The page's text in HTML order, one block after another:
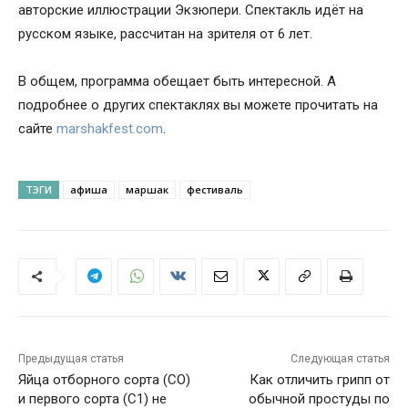
авторские иллюстрации Экзюпери. Спектакль идёт на
русском языке, рассчитан на зрителя от 6 лет.
В общем, программа обещает быть интересной. А
подробнее о других спектаклях вы можете прочитать на
сайте marshakfest.com.
ТЭГИ афиша маршак фестиваль
Предыдущая статья
Яйца отборного сорта (СО)
и первого сорта (С1) не
Следующая статья
Как отличить грипп от
обычной простуды по